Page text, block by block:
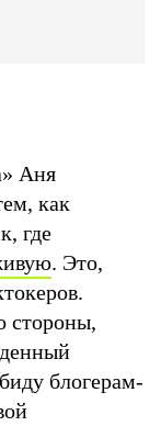
Аня
как
где
. Это,
стороны,
блогерам-